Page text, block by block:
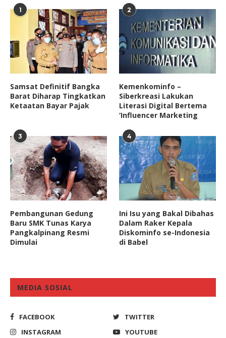
1
Samsat Definitif Bangka
Barat Diharap Tingkatkan
Ketaatan Bayar Pajak
2
Kemenkominfo –
Siberkreasi Lakukan
Literasi Digital Bertema
‘Influencer Marketing
3
Pembangunan Gedung
Baru SMK Tunas Karya
Pangkalpinang Resmi
Dimulai
4
Ini Isu yang Bakal Dibahas
Dalam Raker Kepala
Diskominfo se-Indonesia
di Babel
MEDIA SOSIAL
FACEBOOK
TWITTER
INSTAGRAM
YOUTUBE